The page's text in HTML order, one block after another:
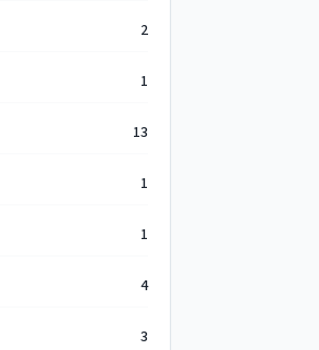
2
1
13
1
1
4
3